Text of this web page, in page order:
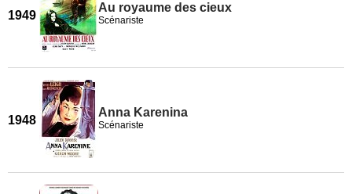
1949
Au royaume des cieux
Scénariste
1948
Anna Karenina
Scénariste